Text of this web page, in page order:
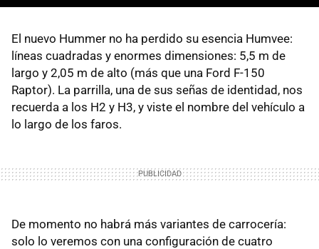
El nuevo Hummer no ha perdido su esencia Humvee:
líneas cuadradas y enormes dimensiones: 5,5 m de
largo y 2,05 m de alto (más que una Ford F-150
Raptor). La parrilla, una de sus señas de identidad, nos
recuerda a los H2 y H3, y viste el nombre del vehículo a
lo largo de los faros.
De momento no habrá más variantes de carrocería:
solo lo veremos con una configuración de cuatro